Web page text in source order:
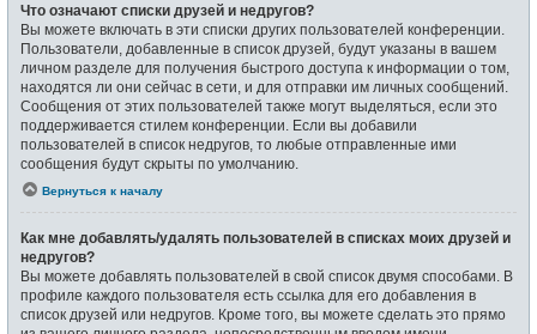
Что означают списки друзей и недругов?
Вы можете включать в эти списки других пользователей конференции.
Пользователи, добавленные в список друзей, будут указаны в вашем
личном разделе для получения быстрого доступа к информации о том,
находятся ли они сейчас в сети, и для отправки им личных сообщений.
Сообщения от этих пользователей также могут выделяться, если это
поддерживается стилем конференции. Если вы добавили
пользователей в список недругов, то любые отправленные ими
сообщения будут скрыты по умолчанию.
Вернуться к началу
Как мне добавлять/удалять пользователей в списках моих друзей и
недругов?
Вы можете добавлять пользователей в свой список двумя способами. В
профиле каждого пользователя есть ссылка для его добавления в
список друзей или недругов. Кроме того, вы можете сделать это прямо